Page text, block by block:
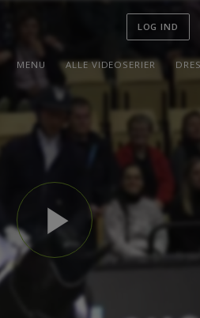
LOG
ALLE VIDEOSERIER
MENU
play_arrow